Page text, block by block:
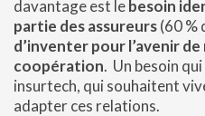
davantage est lebesoin
partie des assureurs(60 %
d’inventer pour l’avenir
coopération. Un besoin
insurtech, qui souhaitent
adapter ces relations.